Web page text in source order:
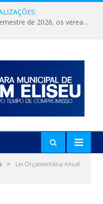
Na 10ª Sessão Ordinária do 1º Semestre de 2026, os vereadores receberam a nova comandante do 51º Batalhão de Polícia Militar, a Major Alessandra Lopes Leal Bandeira. A visita institucional proporcionou a apresentação da oficial aos parlamentares e reforçou o compromisso de cooperação entre a Polícia Militar e o Poder Legislativo em prol da segurança da população.
»
Lei Orçamentária Anual